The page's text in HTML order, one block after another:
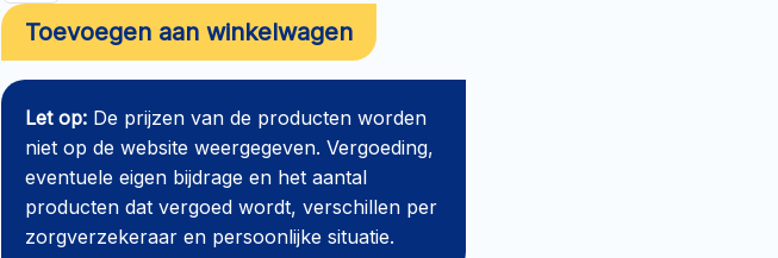
SENI
Trio
Slip
XL
aantal
Toevoegen aan winkelwagen
Let op: De prijzen van de producten worden
niet op de website weergegeven. Vergoeding,
eventuele eigen bijdrage en het aantal
producten dat vergoed wordt, verschillen per
zorgverzekeraar en persoonlijke situatie.